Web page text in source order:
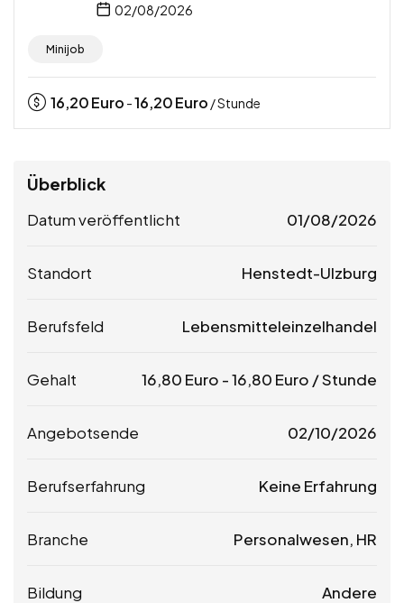
02/08/2026
Minijob
16,20Euro -16,20Euro / Stunde
Überblick
Datum veröffentlicht 01/08/2026
Standort Henstedt-Ulzburg
Berufsfeld Lebensmitteleinzelhandel
Gehalt 16,80 Euro -16,80 Euro / Stunde
Angebotsende 02/10/2026
Berufserfahrung Keine Erfahrung
Branche Personalwesen, HR
Bildung Andere